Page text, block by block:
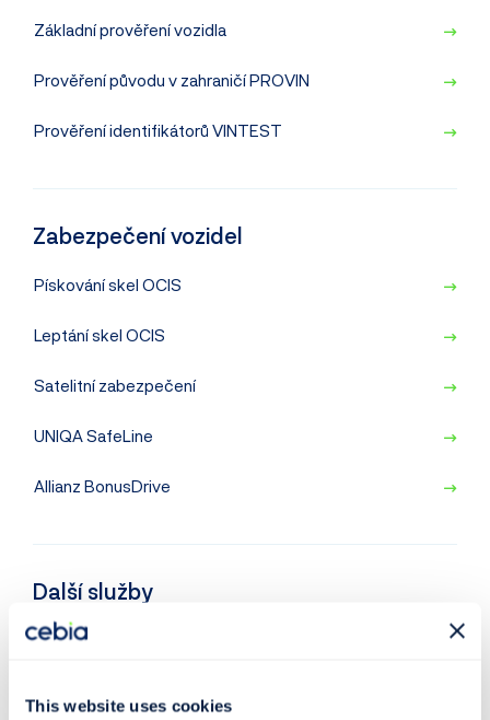
This website uses cookies
Základní prověření vozidla
Prověření původu v zahraničíPROVIN
Prověření identifikátorů VINTEST
Zabezpečenívozidel
Pískování skel OCIS
Leptání skel OCIS
Satelitní zabezpečení
UNIQA SafeLine
Allianz BonusDrive
Další služby
Prohlídka k pojištění vozidla